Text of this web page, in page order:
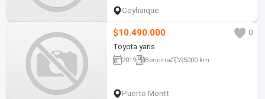
Coyhaique
$10.490.000
0
Toyota yaris
2019 Bencina 95000 km
Puerto Montt